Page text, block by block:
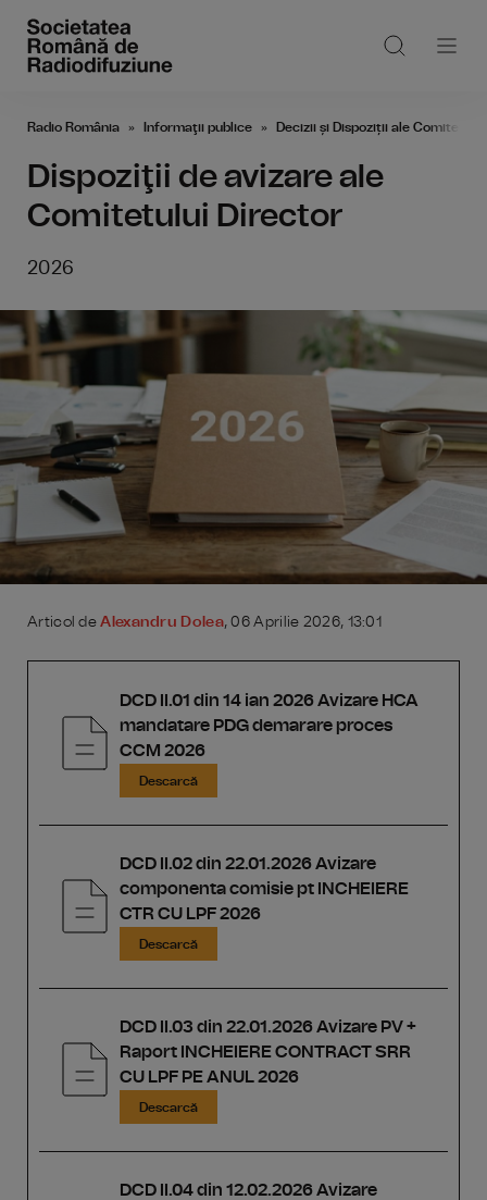
Radio România Informaţii publice Decizii și Dispoziții ale
Dispoziţii de avizare ale
Comitetului Director
2026
Articol deAlexandru Dolea, 06 Aprilie 2026, 13:01
DCD II.01 din 14 ian 2026 Avizare HCA
mandatare PDG demarare proces
CCM 2026
Descarcă
DCD II.02 din 22.01.2026 Avizare
componenta comisie pt INCHEIERE
CTR CU LPF 2026
Descarcă
DCD II.03 din 22.01.2026 Avizare PV +
Raport INCHEIERE CONTRACT SRR
CU LPF PE ANUL 2026
Descarcă
DCD II.04 din 12.02.2026 Avizare